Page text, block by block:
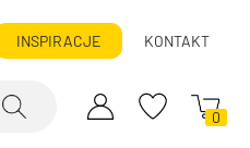
INSPIRACJE KONTAKT
0